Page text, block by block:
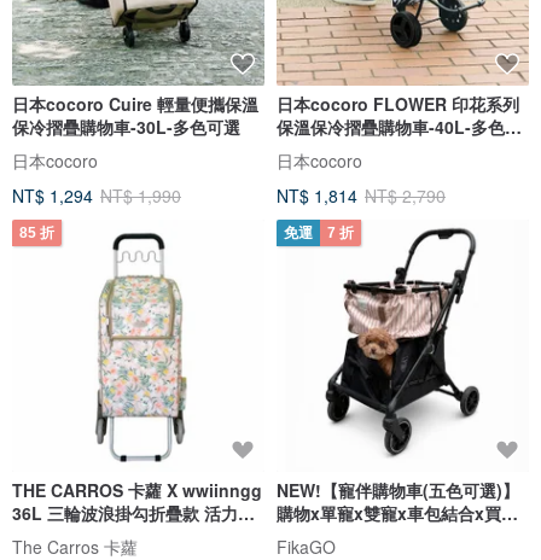
日本cocoro Cuire 輕量便攜保溫
保冷摺疊購物車-30L-多色可選
日本cocoro
NT$ 1,294 NT$ 1,990
日本cocoro FLOWER 印花系列
保溫保冷摺疊購物車-40L-多色可
選
日本cocoro
NT$ 1,814 NT$ 2,790
85 折
THE CARROS 卡蘿 X wwiinngg
36L 三輪波浪掛勾折疊款 活力雞
蛋花
The Carros 卡蘿
免運 7 折
NEW!【寵伴購物車(五色可選)】
購物x單寵x雙寵x車包結合x買菜
購物
FikaGO